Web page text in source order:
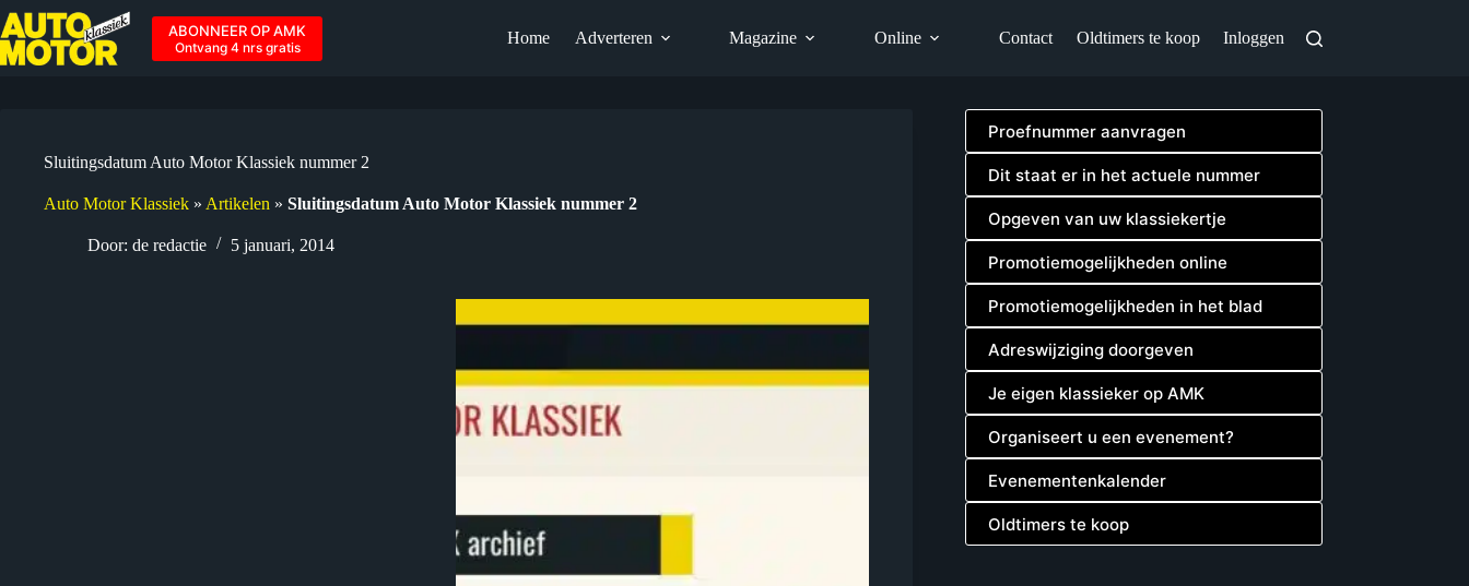
Ga
naar
de
inhoud
ABONNEER OP AMK
Ontvang 4 nrs gratis Home Adverteren Magazine Online Contact Oldtimers te koop Inloggen
Sluitingsdatum Auto Motor Klassiek nummer 2
Auto Motor Klassiek » Artikelen » Sluitingsdatum Auto Motor Klassiek nummer 2
Door: de redactie 5 januari, 2014
Proefnummer aanvragen
Dit staat er in het actuele nummer
Opgeven van uw klassiekertje
Promotiemogelijkheden online
Promotiemogelijkheden in het blad
Adreswijziging doorgeven
Je eigen klassieker op AMK
Organiseert u een evenement?
Evenementenkalender
Oldtimers te koop